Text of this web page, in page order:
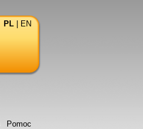
PL EN
Pomoc